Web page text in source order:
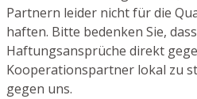
Partnern leider nicht für die
haften. Bitte bedenken Sie,
Haftungsansprüche direkt
Kooperationspartner lokal zu
gegen uns.